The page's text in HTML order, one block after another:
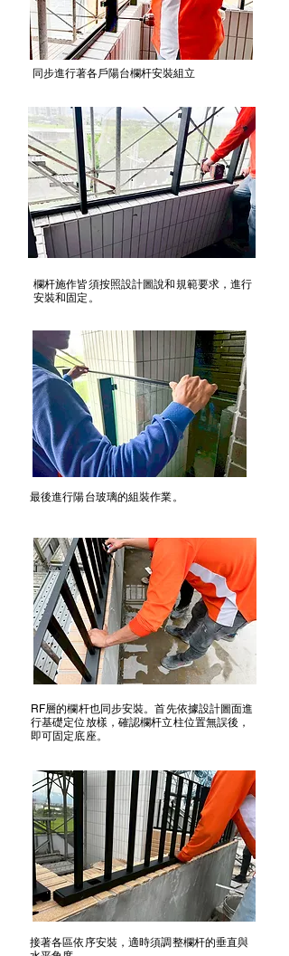
​同步進行著各戶陽台欄杆安裝組立
欄杆施作皆須按照設計圖說和規範要求，進行
安裝和固定。
最後進行陽台玻璃的組裝作業。
RF層的欄杆也同步安裝。首先依據設計圖面進
行基礎定位放樣，確認欄杆立柱位置無誤後，
即可固定底座。
接著各區依序安裝，適時須調整欄杆的垂直與